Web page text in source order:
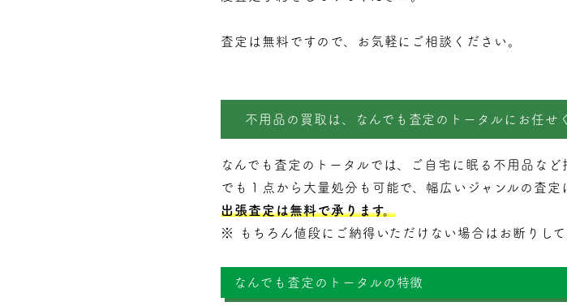
査定は無料ですので、お気軽にご相談ください。
不用品の買取は、なんでも査定のトータルにお任せ
なんでも査定のトータルでは、ご自宅に眠る不用品など
でも１点から大量処分も可能で、幅広いジャンルの査定
出張査定は無料で承ります。
※ もちろん値段にご納得いただけない場合はお断りして
なんでも査定のトータルの特徴